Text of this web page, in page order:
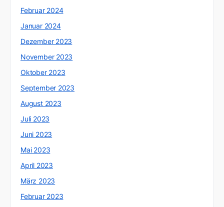
Februar 2024
Januar 2024
Dezember 2023
November 2023
Oktober 2023
September 2023
August 2023
Juli 2023
Juni 2023
Mai 2023
April 2023
März 2023
Februar 2023